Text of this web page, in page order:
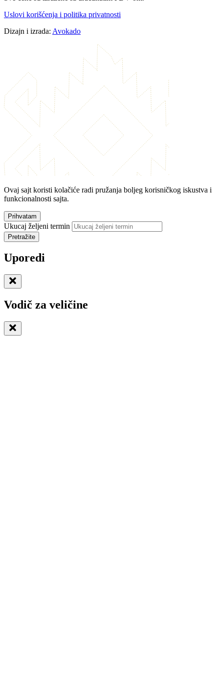
Uslovi korišćenja i politika privatnosti
Dizajn i izrada: Avokado
Ovaj sajt koristi kolačiće radi pružanja boljeg korisničkog iskustva i
funkcionalnosti sajta.
Prihvatam
Ukucaj željeni termin
Pretražite
Uporedi
Vodič za veličine